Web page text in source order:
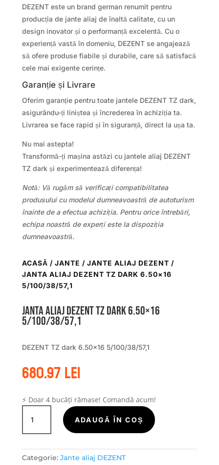
DEZENT este un brand german renumit pentru
producția de jante aliaj de înaltă calitate, cu un
design inovator și o performanță excelentă. Cu o
experiență vastă în domeniu, DEZENT se angajează
să ofere produse fiabile și durabile, care să satisfacă
cele mai exigente cerințe.
Garanție și Livrare
Oferim garanție pentru toate jantele DEZENT TZ dark,
asigurându-ți liniștea și încrederea în achiziția ta.
Livrarea se face rapid și în siguranță, direct la ușa ta.
Nu mai astepta!
Transformă-ți mașina astăzi cu jantele aliaj DEZENT
TZ dark și experimentează diferența!
Notă: Vă rugăm să verificați compatibilitatea
produsului cu modelul dumneavoastră de autoturism
înainte de a efectua achiziția. Pentru orice întrebări,
echipa noastră de experți este la dispoziția
dumneavoastră.
ACASĂ / JANTE / JANTE ALIAJ DEZENT /
JANTA ALIAJ DEZENT TZ DARK 6.50×16
5/100/38/57,1
Janta aliaj DEZENT TZ dark 6.50×16
5/100/38/57,1
DEZENT TZ dark 6.50×16 5/100/38/57,1
680.97lei
⚡ Doar 4 bucăți rămase! Comandă acum!
Cantitate
Janta
aliaj
TZ
ADAUGĂ ÎN COȘ
Categorie: Jante aliaj DEZENT